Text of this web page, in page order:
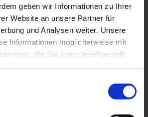
geben wir Informationen zu Ihrer
Website an unsere Partner für
und Analysen weiter. Unsere
Informationen möglicherweise mit
die Sie ihnen bereitgestellt
in für zahnärztliches Praxismanagement